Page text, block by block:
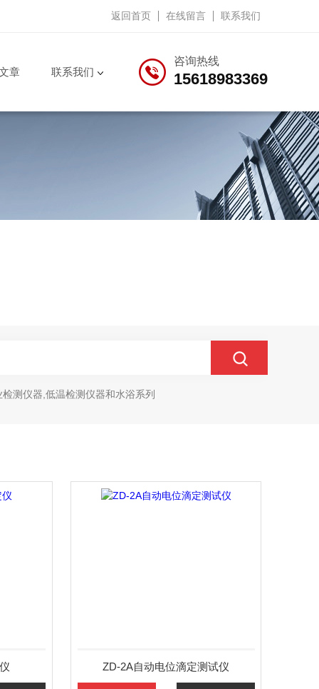
返回首页 在线留言 联系我们
咨询热线
15618983369
章 联系我们
测仪器,低温检测仪器和水浴系列
ZD-2A自动电位滴定测试仪